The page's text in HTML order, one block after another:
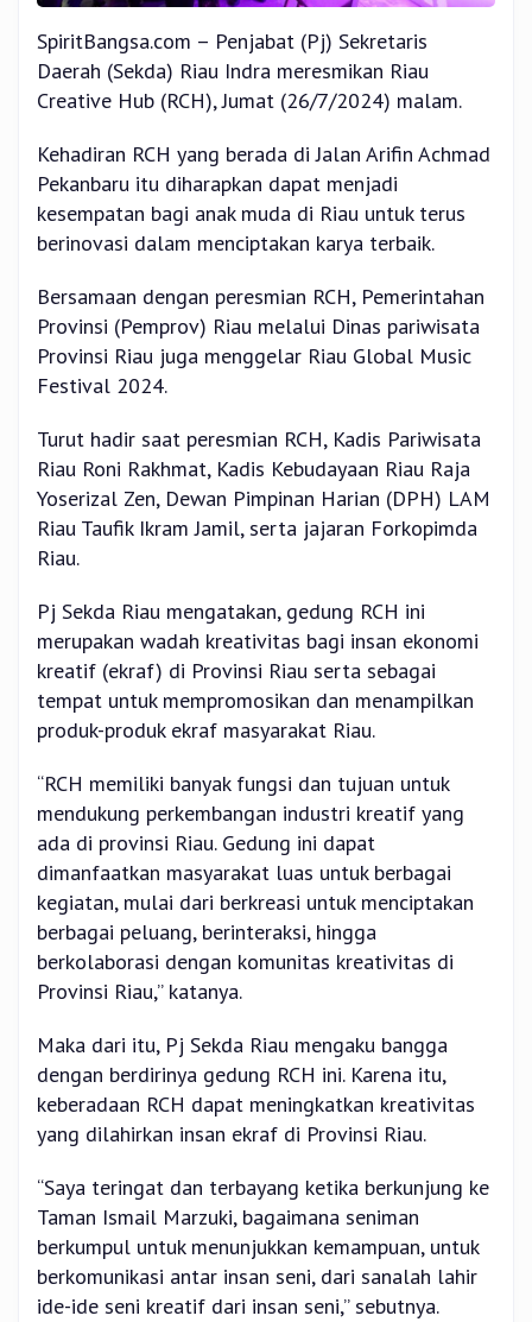
SpiritBangsa.com – Penjabat (Pj) Sekretaris
Daerah (Sekda) Riau Indra meresmikan Riau
Creative Hub (RCH), Jumat (26/7/2024) malam.
Kehadiran RCH yang berada di Jalan Arifin Achmad
Pekanbaru itu diharapkan dapat menjadi
kesempatan bagi anak muda di Riau untuk terus
berinovasi dalam menciptakan karya terbaik.
Bersamaan dengan peresmian RCH, Pemerintahan
Provinsi (Pemprov) Riau melalui Dinas pariwisata
Provinsi Riau juga menggelar Riau Global Music
Festival 2024.
Turut hadir saat peresmian RCH, Kadis Pariwisata
Riau Roni Rakhmat, Kadis Kebudayaan Riau Raja
Yoserizal Zen, Dewan Pimpinan Harian (DPH) LAM
Riau Taufik Ikram Jamil, serta jajaran Forkopimda
Riau.
Pj Sekda Riau mengatakan, gedung RCH ini
merupakan wadah kreativitas bagi insan ekonomi
kreatif (ekraf) di Provinsi Riau serta sebagai
tempat untuk mempromosikan dan menampilkan
produk-produk ekraf masyarakat Riau.
“RCH memiliki banyak fungsi dan tujuan untuk
mendukung perkembangan industri kreatif yang
ada di provinsi Riau. Gedung ini dapat
dimanfaatkan masyarakat luas untuk berbagai
kegiatan, mulai dari berkreasi untuk menciptakan
berbagai peluang, berinteraksi, hingga
berkolaborasi dengan komunitas kreativitas di
Provinsi Riau,” katanya.
Maka dari itu, Pj Sekda Riau mengaku bangga
dengan berdirinya gedung RCH ini. Karena itu,
keberadaan RCH dapat meningkatkan kreativitas
yang dilahirkan insan ekraf di Provinsi Riau.
“Saya teringat dan terbayang ketika berkunjung ke
Taman Ismail Marzuki, bagaimana seniman
berkumpul untuk menunjukkan kemampuan, untuk
berkomunikasi antar insan seni, dari sanalah lahir
ide-ide seni kreatif dari insan seni,” sebutnya.